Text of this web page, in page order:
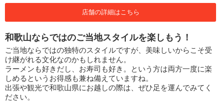
店舗の詳細はこちら
和歌山ならではのご当地スタイルを楽しもう！
ご当地ならではの独特のスタイルですが、美味しいからこそ受
け継がれる文化なのかもしれません。
ラーメンも好きだし、お寿司も好き。という方は両方一度に楽
しめるというお得感も兼ね備えていますね。
出張や観光で和歌山県にお越しの際は、ぜひ足を運んでみてく
ださい。